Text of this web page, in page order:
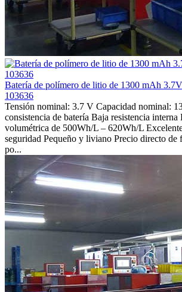
Batería de polímero de litio de 1300 mAh
103636
Tensión nominal: 3.7 V Capacidad nominal:
consistencia de batería Baja resistencia interna
volumétrica de 500Wh/L – 620Wh/L
seguridad Pequeño y liviano Precio directo de
po...